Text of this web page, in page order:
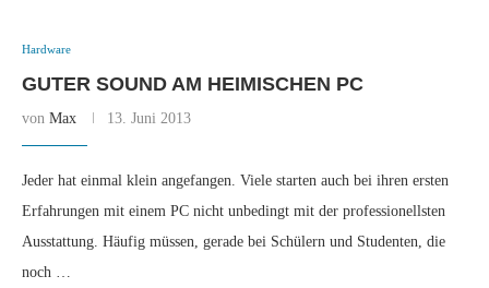
Hardware
GUTER SOUND AM HEIMISCHEN PC
von Max 13. Juni 2013
Jeder hat einmal klein angefangen. Viele starten auch bei ihren ersten
Erfahrungen mit einem PC nicht unbedingt mit der professionellsten
Ausstattung. Häufig müssen, gerade bei Schülern und Studenten, die
noch …